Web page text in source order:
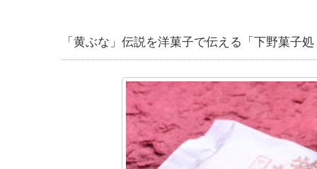
「黄ぶな」伝説を洋菓子で伝える「下野菓子